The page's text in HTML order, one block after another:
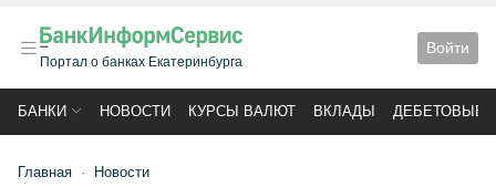
Портал о банках Екатеринбурга
Войти
БАНКИ НОВОСТИ КУРСЫ ВАЛЮТ ВКЛАДЫ ДЕБЕТОВЫЕ
Главная Новости